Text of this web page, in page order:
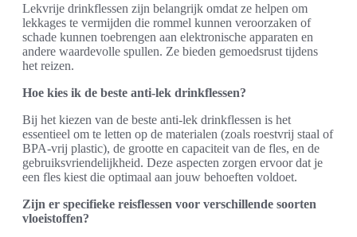
Lekvrije drinkflessen zijn belangrijk omdat ze helpen om
lekkages te vermijden die rommel kunnen veroorzaken of
schade kunnen toebrengen aan elektronische apparaten en
andere waardevolle spullen. Ze bieden gemoedsrust tijdens
het reizen.
Hoe kies ik de beste anti-lek drinkflessen?
Bij het kiezen van de beste anti-lek drinkflessen is het
essentieel om te letten op de materialen (zoals roestvrij staal of
BPA-vrij plastic), de grootte en capaciteit van de fles, en de
gebruiksvriendelijkheid. Deze aspecten zorgen ervoor dat je
een fles kiest die optimaal aan jouw behoeften voldoet.
Zijn er specifieke reisflessen voor verschillende soorten
vloeistoffen?